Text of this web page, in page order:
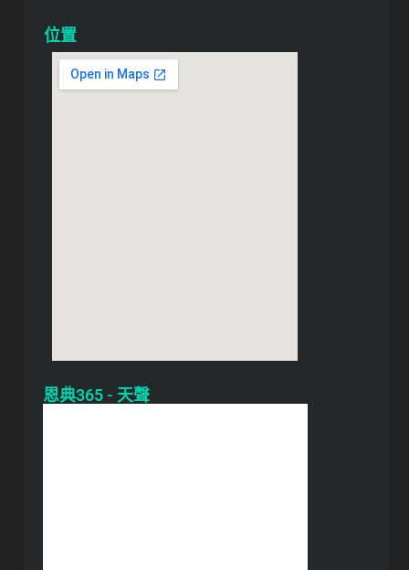
位置
恩典365 - 天聲